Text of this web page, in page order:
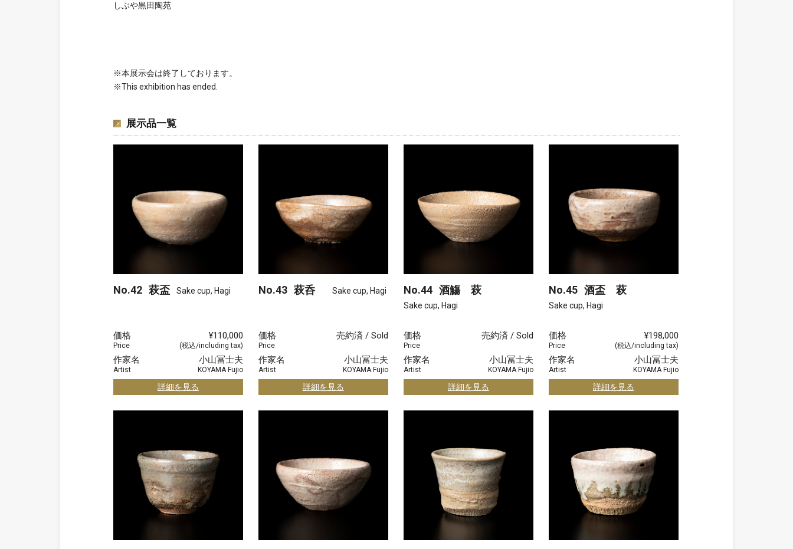
しぶや黒田陶苑
※本展示会は終了しております。
※This exhibition has ended.
展示品一覧
No.42 萩盃 Sake cup, Hagi
価格
Price
¥110,000
(税込/including tax)
作家名
Artist
小山冨士夫
KOYAMA Fujio
詳細を見る
No.43 萩呑 Sake cup, Hagi
価格
Price
売約済 / Sold
作家名
Artist
小山冨士夫
KOYAMA Fujio
詳細を見る
No.44 酒觴 萩
Sake cup, Hagi
価格
Price
売約済 / Sold
作家名
Artist
小山冨士夫
KOYAMA Fujio
詳細を見る
No.45 酒盃 萩
Sake cup, Hagi
価格
Price
¥198,000
(税込/including tax)
作家名
Artist
小山冨士夫
KOYAMA Fujio
詳細を見る